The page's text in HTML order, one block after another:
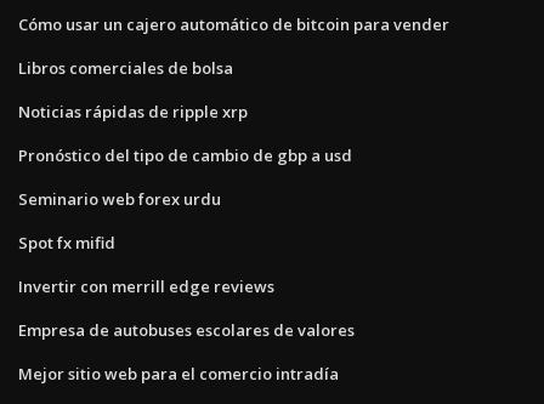
Cómo usar un cajero automático de bitcoin para vender
Libros comerciales de bolsa
Noticias rápidas de ripple xrp
Pronóstico del tipo de cambio de gbp a usd
Seminario web forex urdu
Spot fx mifid
Invertir con merrill edge reviews
Empresa de autobuses escolares de valores
Mejor sitio web para el comercio intradía